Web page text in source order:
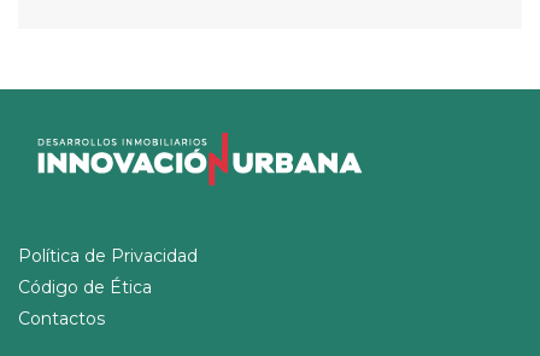
Política de Privacidad
Código de Ética
Contactos